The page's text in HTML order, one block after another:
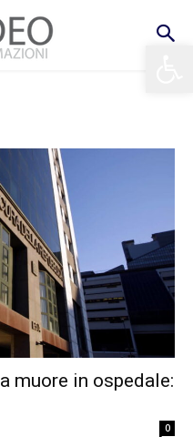
muore in ospedale:
0